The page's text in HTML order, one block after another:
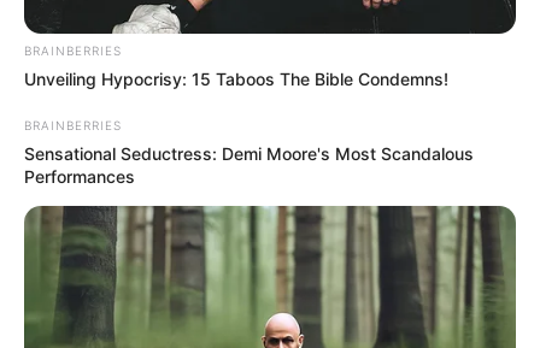
BRAINBERRIES
Unveiling Hypocrisy: 15 Taboos The Bible Condemns!
BRAINBERRIES
Sensational Seductress: Demi Moore's Most Scandalous
Performances